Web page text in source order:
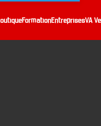
FormationEntreprisesVA